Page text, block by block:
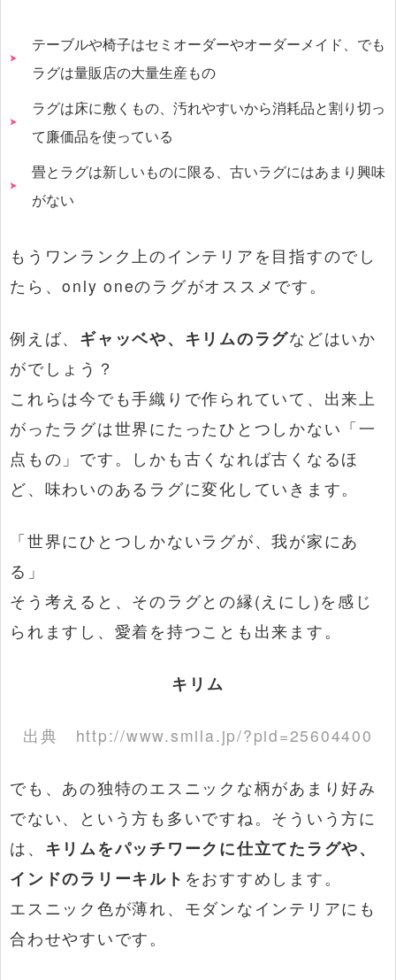
テーブルや椅子はセミオーダーやオーダーメイド、でも
ラグは量販店の大量生産もの
ラグは床に敷くもの、汚れやすいから消耗品と割り切っ
て廉価品を使っている
畳とラグは新しいものに限る、古いラグにはあまり興味
がない
もうワンランク上のインテリアを目指すのでし
たら、only oneのラグがオススメです。
例えば、 ギャッベや、キリムのラグなどはいか
がでしょう？
これらは今でも手織りで作られていて、出来上
がったラグは世界にたったひとつしかない「一
点もの」です。しかも古くなれば古くなるほ
ど、味わいのあるラグに変化していきます。
「世界にひとつしかないラグが、我が家にあ
る」
そう考えると、そのラグとの縁(えにし)を感じ
られますし、愛着を持つことも出来ます。
キリム
出典 http://www.smila.jp/?pid=25604400
でも、あの独特のエスニックな柄があまり好み
でない、という方も多いですね。そういう方に
は、 キリムをパッチワークに仕立てたラグや、
インドのラリーキルト をおすすめします。
エスニック色が薄れ、モダンなインテリアにも
合わせやすいです。